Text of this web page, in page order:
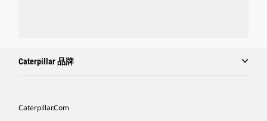
Caterpillar 品牌
Caterpillar.com